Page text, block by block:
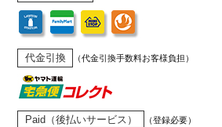
代金引換 （代金引換手数料お客様負担）
Paid（後払いサービス） （登録必要）